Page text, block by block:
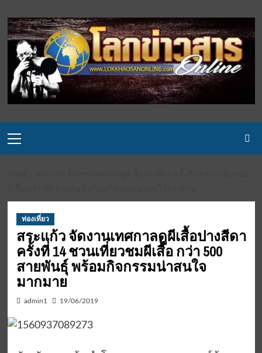
to
content
Menu
ท่องเที่ยว
สระแก้ว จัดงานเทศกาลดูผีเสื้อปางสีดา
ครั้งที่ 14 ชวนเที่ยวชมผีเสื้อ กว่า 500
สายพันธุ์ พร้อมกิจกรรมน่าสนใจ
มากมาย
admin1 19/06/2019